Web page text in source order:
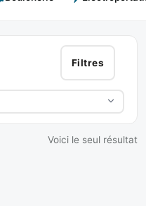
Filtres
Voici le seul résultat